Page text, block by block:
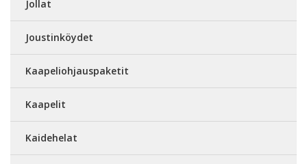
Jollat
Joustinköydet
Kaapeliohjauspaketit
Kaapelit
Kaidehelat